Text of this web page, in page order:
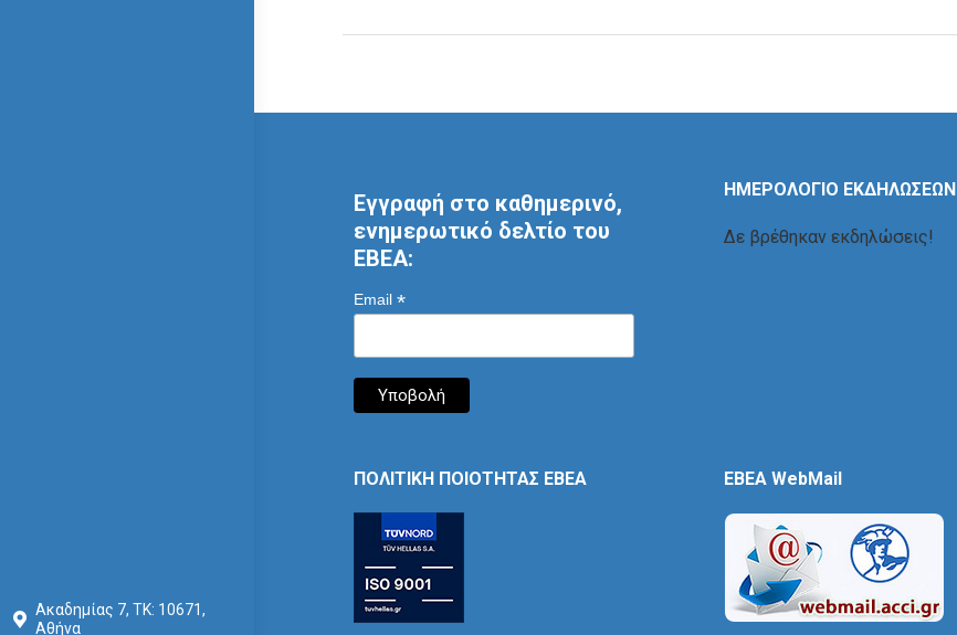
Ακαδημίας 7, ΤΚ: 10671,
Αθήνα
Εγγραφή στο καθημερινό,
ενημερωτικό δελτίο του
ΕΒΕΑ:
Email *
ΗΜΕΡΟΛΟΓΙΟ ΕΚΔΗΛΩΣΕΩΝ
Δε βρέθηκαν εκδηλώσεις!
ΠΟΛΙΤΙΚΗ ΠΟΙΟΤΗΤΑΣ ΕΒΕΑ EBEA WebMail